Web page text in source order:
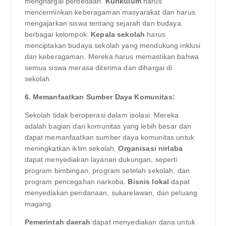
mencerminkan keberagaman masyarakat dan harus
mengajarkan siswa tentang sejarah dan budaya
berbagai kelompok. Kepala sekolah harus
menciptakan budaya sekolah yang mendukung inklusi
dan keberagaman. Mereka harus memastikan bahwa
semua siswa merasa diterima dan dihargai di
sekolah.
6. Memanfaatkan Sumber Daya Komunitas:
Sekolah tidak beroperasi dalam isolasi. Mereka
adalah bagian dari komunitas yang lebih besar dan
dapat memanfaatkan sumber daya komunitas untuk
meningkatkan iklim sekolah.Organisasi nirlaba
dapat menyediakan layanan dukungan, seperti
program bimbingan, program setelah sekolah, dan
program pencegahan narkoba. Bisnis lokal dapat
menyediakan pendanaan, sukarelawan, dan peluang
magang.
Pemerintah daerah dapat menyediakan dana untuk